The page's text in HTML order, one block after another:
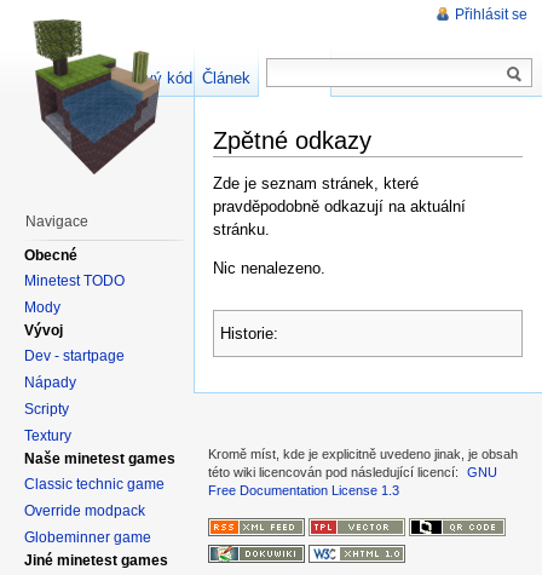
Zpětné odkazy
Zde je seznam stránek, které
pravděpodobně odkazují na aktuální
stránku.
Nic nenalezeno.
Historie:
Přihlásit se
Článek
Zdrojový kód stránky
Navigace
Obecné
Minetest TODO
Mody
Vývoj
Dev - startpage
Nápady
Scripty
Textury
Naše minetest games
Classic technic game
Override modpack
Globeminner game
Jiné minetest games
Kromě míst, kde je explicitně uvedeno jinak, je obsah
této wiki licencován pod následující licencí:
GNU
Free Documentation License 1.3